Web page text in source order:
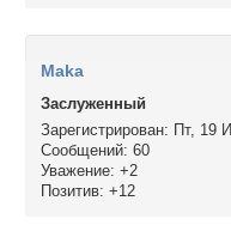
Maka
Заслуженный
Зарегистрирован: Пт, 19
Сообщений: 60
Уважение: +2
Позитив: +12